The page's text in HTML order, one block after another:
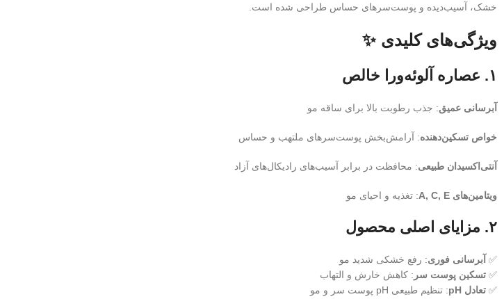
خشک، آسیب‌دیده و پوست‌سرهای حساس طراحی شده است.
ویژگی‌های کلیدی ✨
۱. عصاره آلوئه‌ورا خالص
آبرسانی عمیق: جذب رطوبت بالا برای ساقه مو
خواص تسکین‌دهنده: آرامش‌بخش پوست‌سرهای ملتهب و حساس
آنتی‌اکسیدان طبیعی: محافظت در برابر آسیب‌های رادیکال‌های آزاد
ویتامین‌های A, C, E : تغذیه و احیای مو
۲. مزایای اصلی محصول
✅ آبرسانی فوری: رفع خشکی شدید مو
✅ تسکین پوست سر : کاهش خارش و التهاب
✅ تعادل pH
: تنظیم طبیعی pH پوست سر و مو